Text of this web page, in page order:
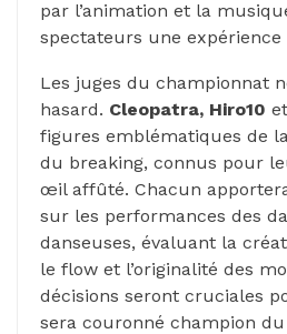
par l’animation et la
spectateurs une expérience
Les juges du championnat
hasard. Cleopatra, Hiro10 et
figures emblématiques de
du breaking, connus pour
œil affûté. Chacun
sur les performances des
danseuses, évaluant la
le flow et l’originalité des
décisions seront cruciales
sera couronné champion